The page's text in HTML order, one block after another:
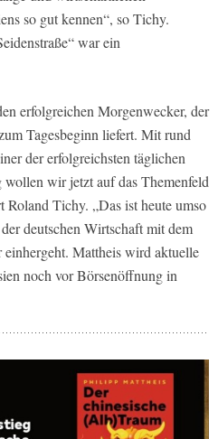
so gut kennen“, so Tichy.
war ein
erfolgreichen Morgenwecker, der
Tagesbeginn liefert. Mit rund
der erfolgreichsten täglichen
wir jetzt auf das Themenfeld
Roland Tichy. „Das ist heute umso
deutschen Wirtschaft mit dem
Mattheis wird aktuelle
noch vor Börsenöffnung in